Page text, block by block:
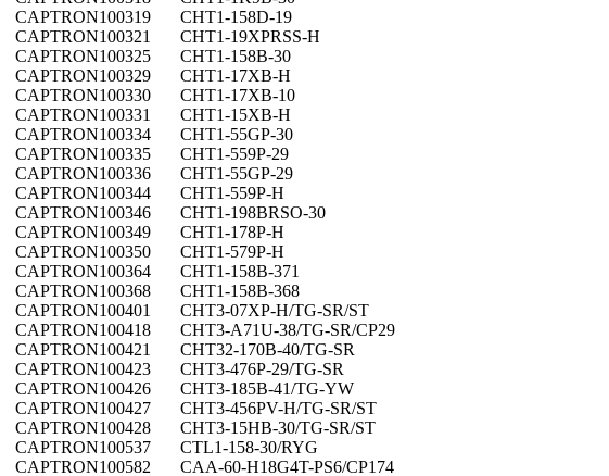
CAPTRON100319
CHT1-158D-19
CAPTRON100321
CHT1-19XPRSS-H
CAPTRON100325
CHT1-158B-30
CAPTRON100329
CHT1-17XB-H
CAPTRON100330
CHT1-17XB-10
CAPTRON100331
CHT1-15XB-H
CAPTRON100334
CHT1-55GP-30
CAPTRON100335
CHT1-559P-29
CAPTRON100336
CHT1-55GP-29
CAPTRON100344
CHT1-559P-H
CAPTRON100346
CHT1-198BRSO-30
CAPTRON100349
CHT1-178P-H
CAPTRON100350
CHT1-579P-H
CAPTRON100364
CHT1-158B-371
CAPTRON100368
CHT1-158B-368
CAPTRON100401
CHT3-07XP-H/TG-SR/ST
CAPTRON100418
CHT3-A71U-38/TG-SR/CP29
CAPTRON100421
CHT32-170B-40/TG-SR
CAPTRON100423
CHT3-476P-29/TG-SR
CAPTRON100426
CHT3-185B-41/TG-YW
CAPTRON100427
CHT3-456PV-H/TG-SR/ST
CAPTRON100428
CHT3-15HB-30/TG-SR/ST
CAPTRON100537
CTL1-158-30/RYG
CAPTRON100582 CAA-60-H18G4T-PS6/CP174